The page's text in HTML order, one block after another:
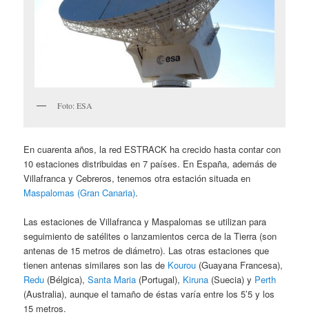
Foto: ESA
En cuarenta años, la red ESTRACK ha crecido hasta contar con
10 estaciones distribuidas en 7 países. En España, además de
Villafranca y Cebreros, tenemos otra estación situada en
Maspalomas (Gran Canaria).
Las estaciones de Villafranca y Maspalomas se utilizan para
seguimiento de satélites o lanzamientos cerca de la Tierra (son
antenas de 15 metros de diámetro). Las otras estaciones que
tienen antenas similares son las de Kourou (Guayana Francesa),
Redu (Bélgica),Santa Maria (Portugal), Kiruna (Suecia) y Perth
(Australia), aunque el tamaño de éstas varía entre los 5’5 y los
15 metros.